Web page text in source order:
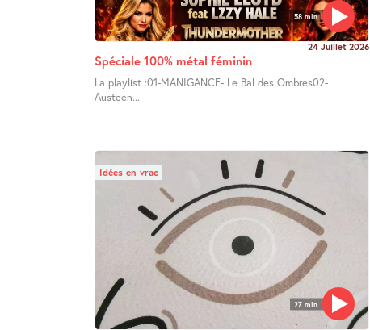
58 min
24 Juillet 2026
Spéciale 100% métal féminin
La playlist :01-MANIGANCE- Le Bal des Ombres02-
Austeen...
27 min
Idées en vrac